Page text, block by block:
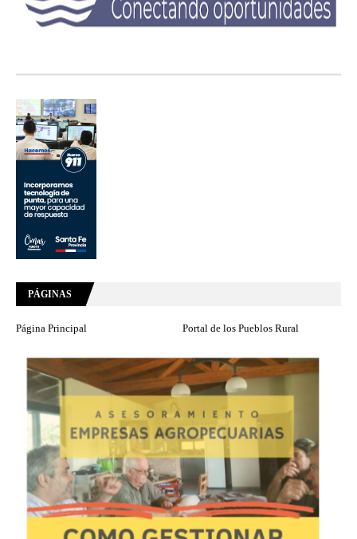
PÁGINAS
Página Principal Portal de los Pueblos Rural